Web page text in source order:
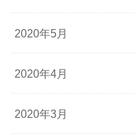
2020年5月
2020年4月
2020年3月